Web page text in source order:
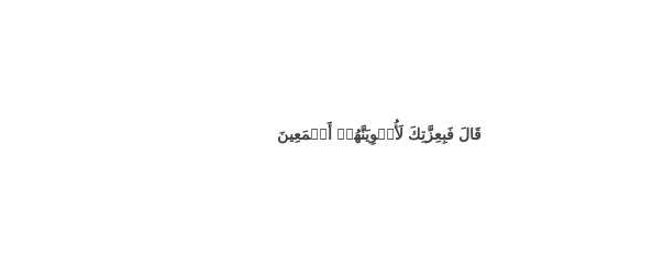
قَالَ فَبِعِزَّتِكَ لَأُغۡوِيَنَّهُمۡ أَجۡمَعِينَ